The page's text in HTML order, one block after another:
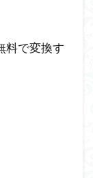
料で変換す